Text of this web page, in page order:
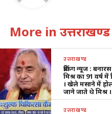
More in उत्तराखण्ड
उत्तराखण्ड
ब्रेकिंग न्यूज :
मिश्र का 91 वर्ष
। खेले मसाने में
जाने जाते थे मिश्र
उत्तराखण्ड